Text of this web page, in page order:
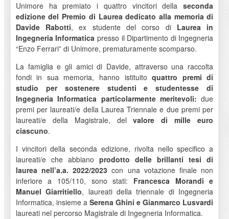
Unimore ha premiato i quattro vincitori dellaseconda
edizione del Premio di Laurea dedicato alla memoria di
Davide Rabotti, ex studente del corso di Laurea in
Ingegneria Informatica presso il Dipartimento di Ingegneria
“Enzo Ferrari” di Unimore, prematuramente scomparso.
La famiglia e gli amici di Davide, attraverso una raccolta
fondi in sua memoria, hanno istituitoquattro premi di
studio per sostenere studenti e studentesse di
Ingegneria Informatica particolarmente meritevoli:due
premi per laureati/e della Laurea Triennale e due premi per
laureati/e della Magistrale, delvalore di mille euro
ciascuno.
I vincitori della seconda edizione, rivolta nello specifico a
laureati/e che abbiano prodotto delle brillanti tesi di
laurea nell’a.a. 2022/2023con una votazione finale non
inferiore a 105/110, sono stati: Francesca Morandi e
Manuel Giarritiello, laureati della triennale di Ingegneria
Informatica, insieme a Serena Ghini e Gianmarco Lusvardi
laureati nel percorso Magistrale di Ingegneria Informatica.